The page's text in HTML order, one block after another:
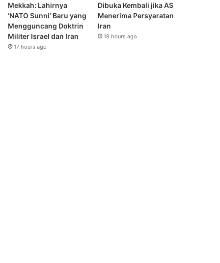
Mekkah: Lahirnya
‘NATO Sunni’ Baru yang
Mengguncang Doktrin
Militer Israel dan Iran
17 hours ago
Dibuka Kembali jika AS
Menerima Persyaratan
Iran
18 hours ago